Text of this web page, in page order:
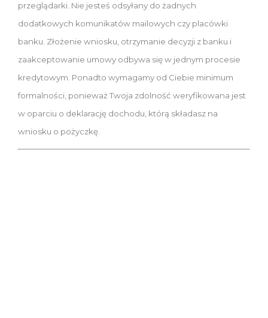
przeglądarki. Nie jesteś odsyłany do żadnych
dodatkowych komunikatów mailowych czy placówki
banku. Złożenie wniosku, otrzymanie decyzji z banku i
zaakceptowanie umowy odbywa się w jednym procesie
kredytowym. Ponadto wymagamy od Ciebie minimum
formalności, ponieważ Twoja zdolność weryfikowana jest
w oparciu o deklarację dochodu, którą składasz na
wniosku o pożyczkę.